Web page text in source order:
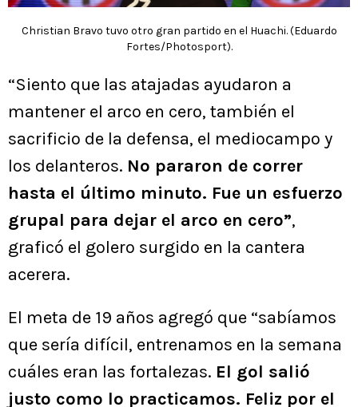
Christian Bravo tuvo otro gran partido en el Huachi. (Eduardo
Fortes/Photosport).
“Siento que las atajadas ayudaron a
mantener el arco en cero, también el
sacrificio de la defensa, el mediocampo y
los delanteros. No pararon de correr
hasta el último minuto. Fue un esfuerzo
grupal para dejar el arco en cero”,
graficó el golero surgido en la cantera
acerera.
El meta de 19 años agregó que “sabíamos
que sería difícil, entrenamos en la semana
cuáles eran las fortalezas. El gol salió
justo como lo practicamos. Feliz por el